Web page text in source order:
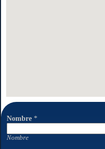
Nombre *
Nombre